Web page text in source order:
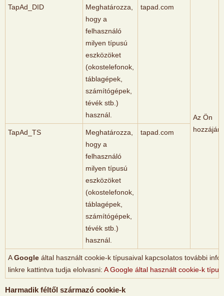
TapAd_DID
Meghatározza,
hogy a
felhasználó
milyen típusú
eszközöket
(okostelefonok,
táblagépek,
számítógépek,
tévék stb.)
használ.
tapad.com
Az Ön
TapAd_TS
Meghatározza,
hogy a
felhasználó
milyen típusú
eszközöket
(okostelefonok,
táblagépek,
számítógépek,
tévék stb.)
használ.
tapad.com
AGoogle által használt cookie-k típusaival kapcsolatos további
linkre kattintva tudja elolvasni: A Google által használt cookie-k
Harmadik féltől származó cookie-k